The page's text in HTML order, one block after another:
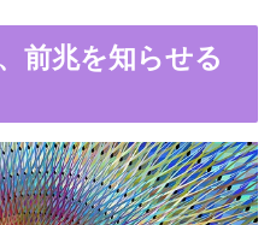
前兆を知らせる